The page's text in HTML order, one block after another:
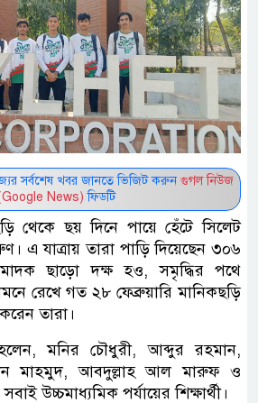
সর্বশেষ খবর জানতে ভিজিট করুন গুগল নিউজ
News) ফিডটি
থেকে ছয় দিনে পায়ে হেঁটে সিলেট
এ যাত্রায় তারা পাড়ি দিয়েছেন ৩০৬
ছাড়ো দক্ষ হও, সমৃদ্ধির পথে
রেখে গত ২৮ ফেব্রুয়ারি মানিকছড়ি
তারা।
মনির চৌধুরী, আব্দুর রহমান,
মাহমুদ, আবদুল্লাহ আল মারুফ ও
উচ্চমাধ্যমিক পর্যায়ের শিক্ষার্থী।